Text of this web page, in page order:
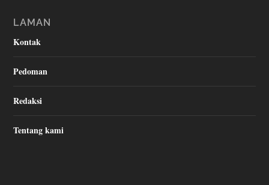
LAMAN
Kontak
Pedoman
Redaksi
Tentang kami